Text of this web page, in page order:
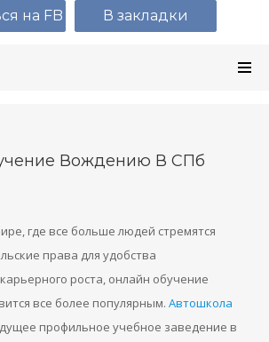
Вождению В СПб
где все больше людей стремятся
права для удобства
роста, онлайн обучение
все более популярным. Автошкола
профильное учебное заведение в
на FB В закладки